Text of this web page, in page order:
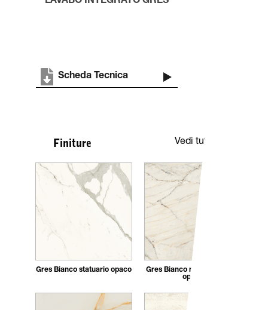
Scheda Tecnica
Finiture Vedi tutte
Gres Bianco statuario opaco
Gres Bianco naturale fusion
opaco